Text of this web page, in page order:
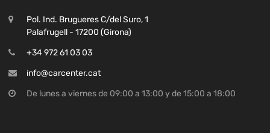
Pol. Ind. Brugueres C/del Suro, 1
Palafrugell - 17200 (Girona)
+34 972 61 03 03
info@carcenter.cat
De lunes a viernes de 09:00 a 13:00 y de 15:00 a 18:00